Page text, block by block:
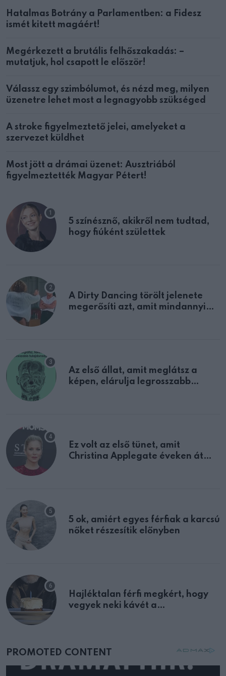
Hatalmas Botrány a Parlamentben: a Fidesz
ismét kitett magáért!
Megérkezett a brutális felhőszakadás: –
mutatjuk, hol csapott le először!
Válassz egy szimbólumot, és nézd meg, milyen
üzenetre lehet most a legnagyobb szükséged
A stroke figyelmeztető jelei, amelyeket a
szervezet küldhet
Most jött a drámai üzenet: Ausztriából
figyelmeztették Magyar Pétert!
5 színésznő, akikről nem tudtad,
hogy fiúként születtek
A Dirty Dancing törölt jelenete
megerősíti azt, amit mindannyian
Az első állat, amit meglátsz a
képen, elárulja legrosszabb
Ez volt az első tünet, amit
Christina Applegate éveken át
5 ok, amiért egyes férfiak a karcsú
nőket részesítik előnyben
Hajléktalan férfi megkért, hogy
vegyek neki kávét a